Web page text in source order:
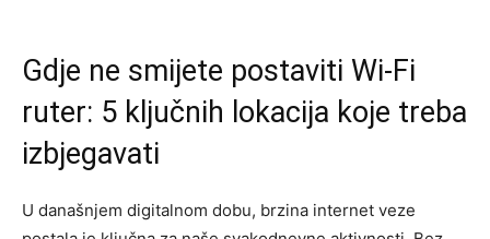
Gdje ne smijete postaviti Wi-Fi
ruter: 5 ključnih lokacija koje treba
izbjegavati
U današnjem digitalnom dobu, brzina internet veze